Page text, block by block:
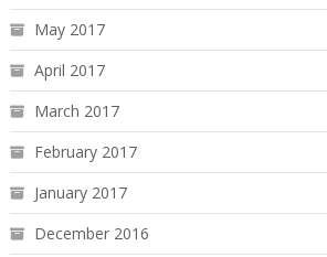
May 2017
April 2017
March 2017
February 2017
January 2017
December 2016